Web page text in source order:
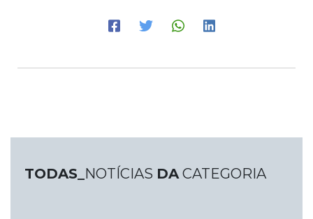
TODAS_ NOTÍCIAS DACATEGORIA